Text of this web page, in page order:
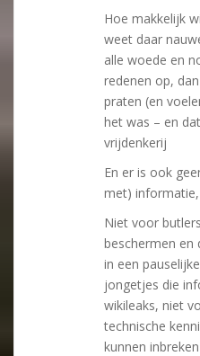
Hoe makkelijk
weet daar
alle woede en
redenen op,
praten (en
het was – en
vrijdenkerij
En er is ook
met)
Niet voor
beschermen
in een
jongetjes die
wikileaks, niet
technische
kunnen inbreken